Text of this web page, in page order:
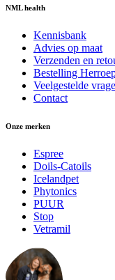
NML health
Kennisbank
Advies op maat
Verzenden en
Bestelling
Veelgestelde
Contact
Onze merken
Espree
Doils-Catoils
Icelandpet
Phytonics
PUUR
Stop
Vetramil